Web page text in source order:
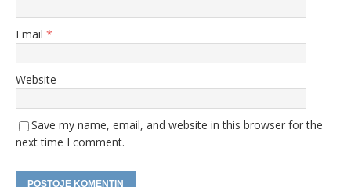
Email *
Website
Save my name, email, and website in this browser for the
next time I comment.